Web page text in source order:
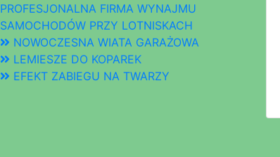
PROFESJONALNA FIRMA WYNAJMU
SAMOCHODÓW PRZY LOTNISKACH
NOWOCZESNA WIATA GARAŻOWA
LEMIESZE DO KOPAREK
EFEKT ZABIEGU NA TWARZY